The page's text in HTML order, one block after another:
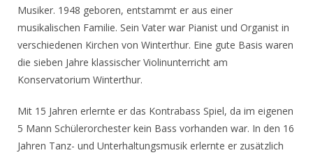
Musiker. 1948 geboren, entstammt er aus einer
musikalischen Familie. Sein Vater war Pianist und Organist in
verschiedenen Kirchen von Winterthur. Eine gute Basis waren
die sieben Jahre klassischer Violinunterricht am
Konservatorium Winterthur.
Mit 15 Jahren erlernte er das Kontrabass Spiel, da im eigenen
5 Mann Schülerorchester kein Bass vorhanden war. In den 16
Jahren Tanz- und Unterhaltungsmusik erlernte er zusätzlich